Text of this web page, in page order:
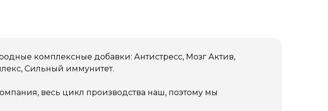
комплексные добавки: Антистресс, Мозг Актив,
Сильный иммунитет.
весь цикл производства наш, поэтому мы